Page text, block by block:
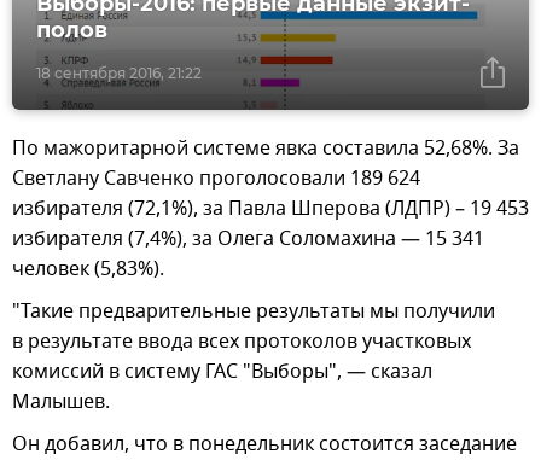
18 сентября 2016, 21:22
полов
По мажоритарной системе явка составила 52,68%. За
Светлану Савченко проголосовали 189 624
избирателя (72,1%), за Павла Шперова (ЛДПР) – 19 453
избирателя (7,4%), за Олега Соломахина — 15 341
человек (5,83%).
"Такие предварительные результаты мы получили
в результате ввода всех протоколов участковых
комиссий в систему ГАС "Выборы", — сказал
Малышев.
Он добавил, что в понедельник состоится заседание